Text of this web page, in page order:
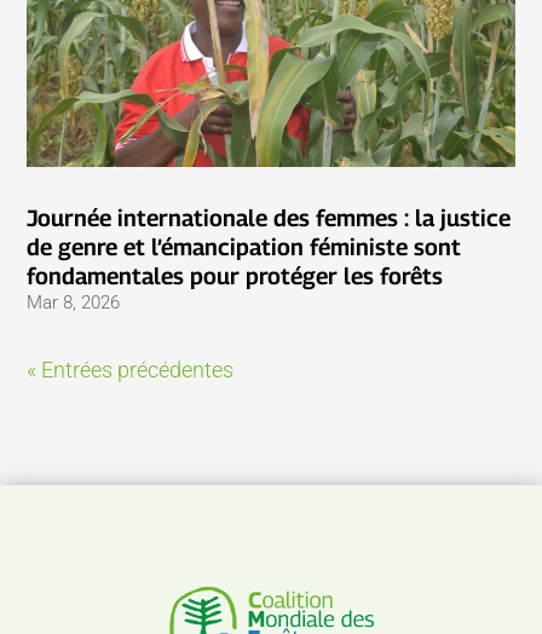
Journée internationale des femmes : la justice
de genre et l’émancipation féministe sont
fondamentales pour protéger les forêts
Mar 8, 2026
« Entrées précédentes